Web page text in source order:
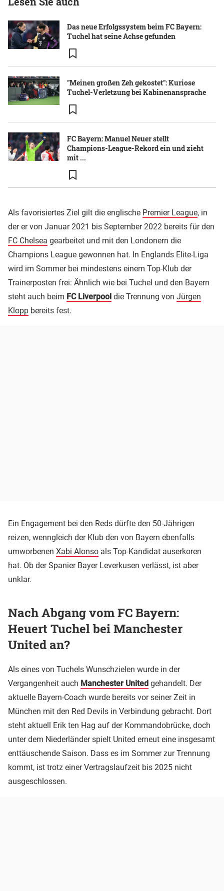
Das neue Erfolgssystem beim FC Bayern:
Tuchel hat seine Achse gefunden
"Meinen großen Zeh gekostet": Kuriose
Tuchel-Verletzung bei Kabinenansprache
FC Bayern: Manuel Neuer stellt
Champions-League-Rekord ein und zieht
mit ...
Als favorisiertes Ziel gilt die englische Premier League, in
der er von Januar 2021 bis September 2022 bereits für den
FC Chelsea gearbeitet und mit den Londonern die
Champions League gewonnen hat. In Englands Elite-Liga
wird im Sommer bei mindestens einem Top-Klub der
Trainerposten frei: Ähnlich wie bei Tuchel und den Bayern
steht auch beim FC Liverpool die Trennung von Jürgen
Klopp bereits fest.
Ein Engagement bei den Reds dürfte den 50-Jährigen
reizen, wenngleich der Klub den von Bayern ebenfalls
umworbenen Xabi Alonso als Top-Kandidat auserkoren
hat. Ob der Spanier Bayer Leverkusen verlässt, ist aber
unklar.
Nach Abgang vom FC Bayern:
Heuert Tuchel bei Manchester
United an?
Als eines von Tuchels Wunschzielen wurde in der
Vergangenheit auch Manchester United gehandelt. Der
aktuelle Bayern-Coach wurde bereits vor seiner Zeit in
München mit den Red Devils in Verbindung gebracht. Dort
steht aktuell Erik ten Hag auf der Kommandobrücke, doch
unter dem Niederländer spielt United erneut eine insgesamt
enttäuschende Saison. Dass es im Sommer zur Trennung
kommt, ist trotz einer Vertragslaufzeit bis 2025 nicht
ausgeschlossen.